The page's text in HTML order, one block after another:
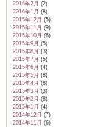
2016年2月 (2)
2016年1月 (8)
2015年12月 (5)
2015年11月 (9)
2015年10月 (6)
2015年9月 (5)
2015年8月 (3)
2015年7月 (5)
2015年6月 (4)
2015年5月 (8)
2015年4月 (8)
2015年3月 (3)
2015年2月 (8)
2015年1月 (4)
2014年12月 (7)
2014年11月 (6)